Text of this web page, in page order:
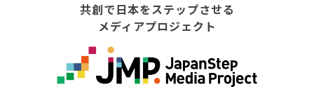
共創で日本をステップさせる
メディアプロジェクト